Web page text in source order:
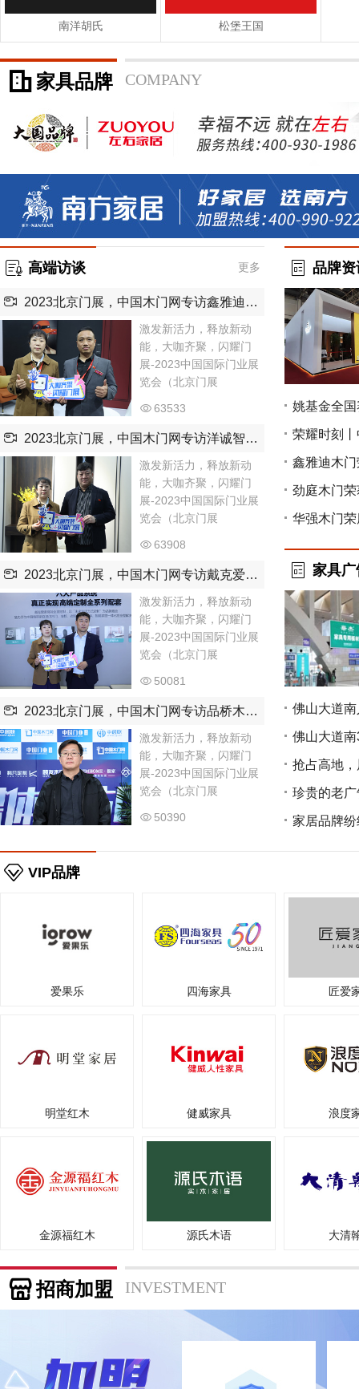
南洋胡氏 松堡王国
家具品牌 COMPANY
高端访谈 更多
2023北京门展，中国木门网专访鑫雅迪负离子木门营销总监刘志峰
激发新活力，释放新动
能，大咖齐聚，闪耀门
展-2023中国国际门业展
览会（北京门展
63533
2023北京门展，中国木门网专访洋诚智慧木门总经理王智
激发新活力，释放新动
能，大咖齐聚，闪耀门
展-2023中国国际门业展
览会（北京门展
63908
2023北京门展，中国木门网专访戴克爱家高定刘杰
激发新活力，释放新动
能，大咖齐聚，闪耀门
展-2023中国国际门业展
览会（北京门展
50081
2023北京门展，中国木门网专访品桥木门总经理隗治洪
激发新活力，释放新动
能，大咖齐聚，闪耀门
展-2023中国国际门业展
览会（北京门展
50390
品牌资
家具广
抢占高地
珍贵的老
家居品牌
VIP品牌
爱果乐 四海家具 匠爱
明堂红木 健威家具 浪度
金源福红木 源氏木语 大清
招商加盟 INVESTMENT
刘女士 江西-宜春 目前做全屋定制，想找合
内蒙古-呼和浩特 新开的店，大概80多平米
陈先生 想增加品牌
乔国军 山西-运城 以前做的别的项目，现在
方女士 甘肃-酒泉